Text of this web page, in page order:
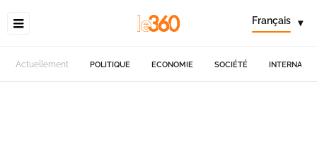
Français ▾
Actuellement POLITIQUE ECONOMIE SOCIÉTÉ